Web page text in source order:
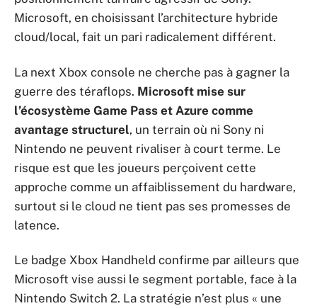
Microsoft, en choisissant l’architecture hybride
cloud/local, fait un pari radicalement différent.
La next Xbox console ne cherche pas à gagner la
guerre des téraflops. Microsoft mise sur
l’écosystème Game Pass et Azure comme
avantage structurel, un terrain où ni Sony ni
Nintendo ne peuvent rivaliser à court terme. Le
risque est que les joueurs perçoivent cette
approche comme un affaiblissement du hardware,
surtout si le cloud ne tient pas ses promesses de
latence.
Le badge Xbox Handheld confirme par ailleurs que
Microsoft vise aussi le segment portable, face à la
Nintendo Switch 2. La stratégie n’est plus « une